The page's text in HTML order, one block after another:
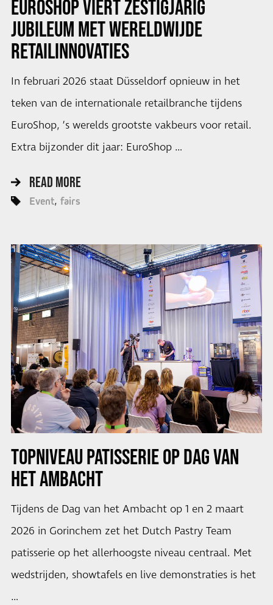
EUROSHOP VIERT ZESTIGJARIG
JUBILEUM MET WERELDWIJDE
RETAILINNOVATIES
In februari 2026 staat Düsseldorf opnieuw in het
teken van de internationale retailbranche tijdens
EuroShop, ’s werelds grootste vakbeurs voor retail.
Extra bijzonder dit jaar: EuroShop …
READ MORE
Event fairs
TOPNIVEAU PATISSERIE OP DAG VAN
HET AMBACHT
Tijdens de Dag van het Ambacht op 1 en 2 maart
2026 in Gorinchem zet het Dutch Pastry Team
patisserie op het allerhoogste niveau centraal. Met
wedstrijden, showtafels en live demonstraties is het
…